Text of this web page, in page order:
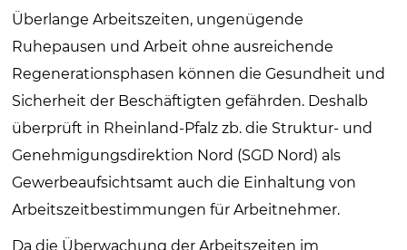
Überlange Arbeitszeiten, ungenügende
Ruhepausen und Arbeit ohne ausreichende
Regenerationsphasen können die Gesundheit und
Sicherheit der Beschäftigten gefährden. Deshalb
überprüft in Rheinland-Pfalz zb. die Struktur- und
Genehmigungsdirektion Nord (SGD Nord) als
Gewerbeaufsichtsamt auch die Einhaltung von
Arbeitszeitbestimmungen für Arbeitnehmer.
Da die Überwachung der Arbeitszeiten im